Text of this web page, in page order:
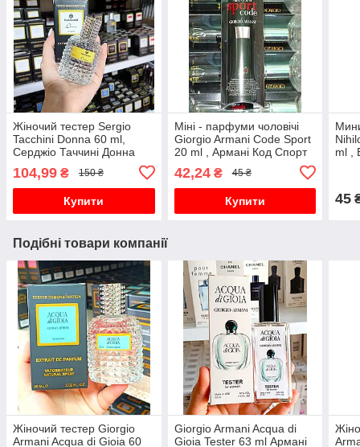
Жіночий тестер Sergio
Tacchini Donna 60 ml,
Серджіо Таччині Донна
104,99 ₴ 150 ₴
Купити
Міні - парфуми чоловічі
Giorgio Armani Code Sport
20 ml , Армані Код Спорт
42,24₴ 45 ₴
Купити
ml ,
45
Подібні товари компанії
Жіночий тестер Giorgio
Armani Acqua di Gioia 60
Giorgio Armani Acqua di
Gioia Tester 63 ml Армані